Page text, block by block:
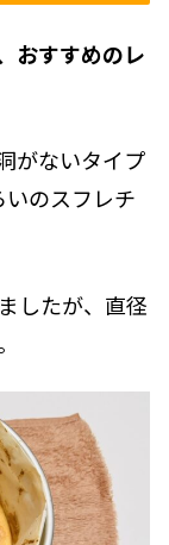
おすすめのレ
がないタイプ
のスフレチ
したが、直径